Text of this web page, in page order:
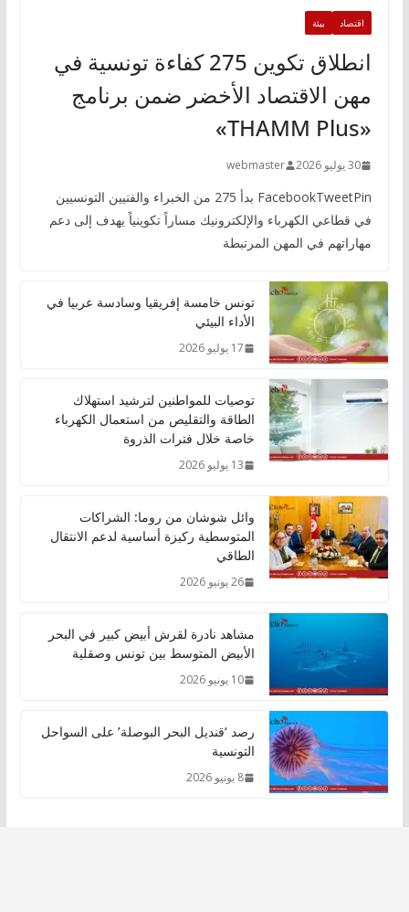
اقتصاد بيئة
انطلاق تكوين 275 كفاءة تونسية في
مهن الاقتصاد الأخضر ضمن برنامج
«THAMM Plus»
30 يوليو 2026 webmaster
FacebookTweetPin بدأ 275 من الخبراء والفنيين التونسيين
في قطاعي الكهرباء والإلكترونيك مساراً تكوينياً يهدف إلى دعم
مهاراتهم في المهن المرتبطة
تونس خامسة إفريقيا وسادسة عربيا في
الأداء البيئي
17 يوليو 2026
توصيات للمواطنين لترشيد استهلاك
الطاقة والتقليص من استعمال الكهرباء
خاصة خلال فترات الذروة
13 يوليو 2026
وائل شوشان من روما: الشراكات
المتوسطية ركيزة أساسية لدعم الانتقال
الطاقي
26 يونيو 2026
مشاهد نادرة لقرش أبيض كبير في البحر
الأبيض المتوسط بين تونس وصقلية
10 يونيو 2026
رصد ‘قنديل البحر البوصلة’ على السواحل
التونسية
8 يونيو 2026